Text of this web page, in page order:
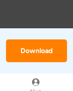
Download